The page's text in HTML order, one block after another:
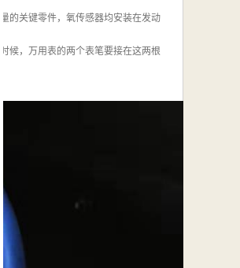
的关键零件，氧传感器均安装在发动
候，万用表的两个表笔要接在这两根